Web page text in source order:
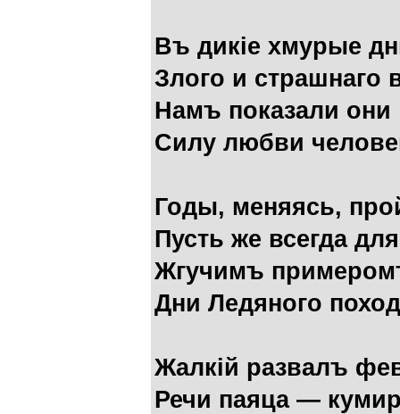
Въ дикiе хмурые
Злого и страшнаго
Намъ показали они
Силу любви
Годы, меняясь,
Пусть же всегда
Жгучимъ
Дни Ледяного
Жалкiй развалъ
Речи паяца —